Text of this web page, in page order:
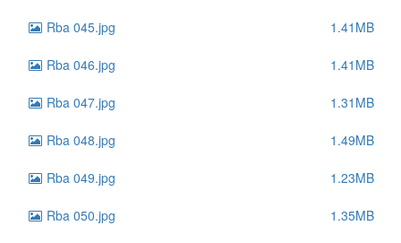
Rba 045.jpg 1.41MB
Rba 046.jpg 1.41MB
Rba 047.jpg 1.31MB
Rba 048.jpg 1.49MB
Rba 049.jpg 1.23MB
Rba 050.jpg 1.35MB